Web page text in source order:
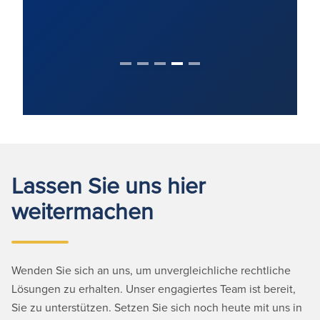
Lassen Sie uns hier
weitermachen
Wenden Sie sich an uns, um unvergleichliche rechtliche
Lösungen zu erhalten. Unser engagiertes Team ist bereit,
Sie zu unterstützen. Setzen Sie sich noch heute mit uns in